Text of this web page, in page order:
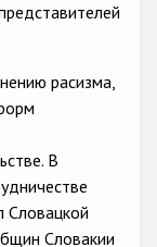
расизма,
В
Словацкой
Словакии